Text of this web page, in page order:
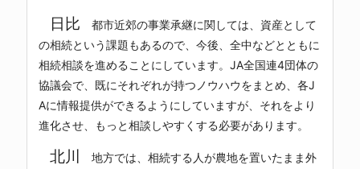
日比 都市近郊の事業承継に関しては、資産として
の相続という課題もあるので、今後、全中などとともに
相続相談を進めることにしています。JA全国連4団体の
協議会で、既にそれぞれが持つノウハウをまとめ、各J
Aに情報提供ができるようにしていますが、それをより
進化させ、もっと相談しやすくする必要があります。
北川
地方では、相続する人が農地を置いたまま外